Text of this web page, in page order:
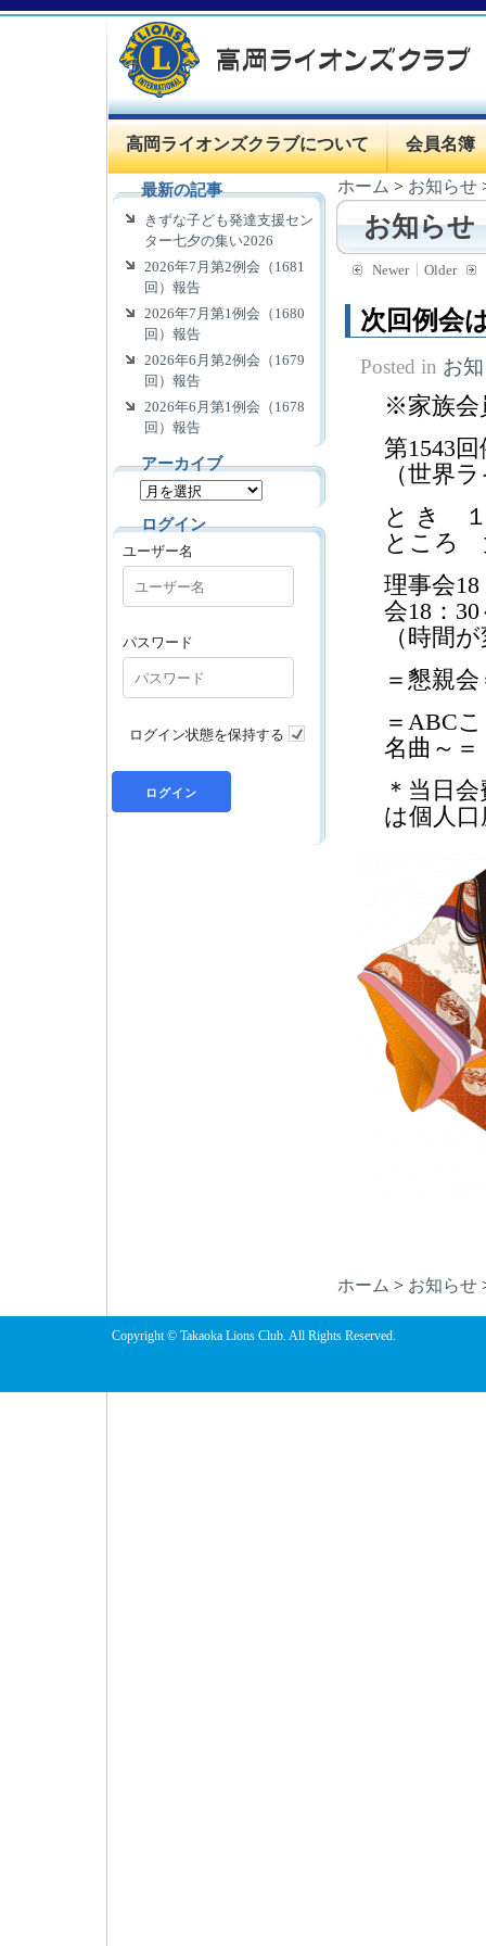
高岡ライオンズクラブについて 会員名簿
ホーム > お知らせ
お知らせ
Newer Older
次回例会
Posted in お
※家族会
第1543
（世界
と き
ところ
理事会
会18：30
（時間
＝懇親会
＝ABC
名曲～＝
＊当日
は個人
ホーム > お知らせ
最新の記事
きずな子ども発達支援セン
ター七夕の集い2026
2026年7月第2例会（1681
回）報告
2026年7月第1例会（1680
回）報告
2026年6月第2例会（1679
回）報告
2026年6月第1例会（1678
回）報告
アーカイブ
ログイン
ユーザー名
パスワード
ログイン状態を保持する
Copyright © Takaoka Lions Club. All Rights Reserved.